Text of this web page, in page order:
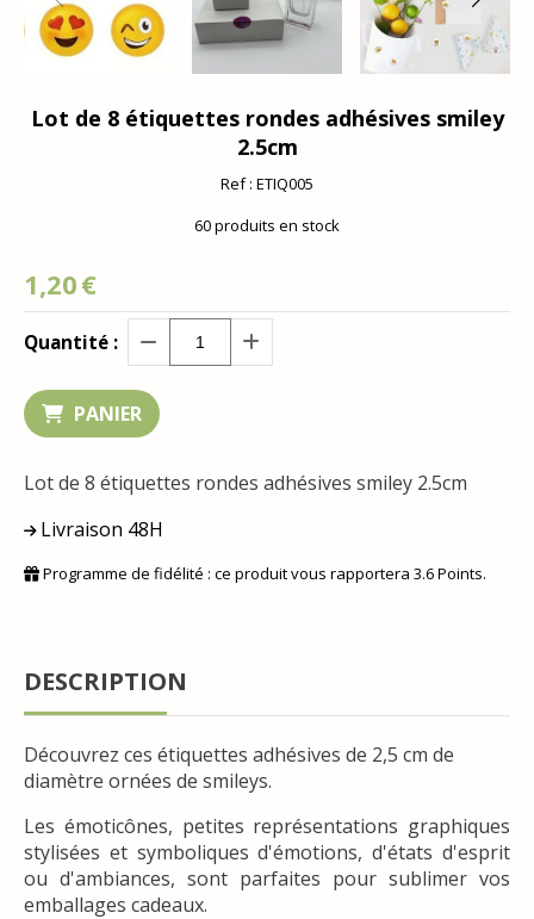
Lot de 8 étiquettes rondes adhésives smiley
2.5cm
Ref : ETIQ005
1,20€
60produits en stock
Quantité :
PANIER
Lot de 8 étiquettes rondes adhésives smiley 2.5cm
Livraison 48H
Programme de fidélité : ce produit vous rapportera 3.6Points.
DESCRIPTION
Découvrez ces étiquettes adhésives de 2,5 cm de
diamètre ornées de smileys.
Les émoticônes, petites représentations graphiques
stylisées et symboliques d'émotions, d'états d'esprit
ou d'ambiances, sont parfaites pour sublimer vos
emballages cadeaux.